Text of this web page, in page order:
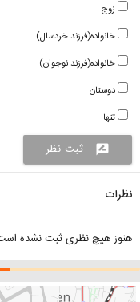
زوج
خانواده(فرزند خردسال)
خانواده(فرزند نوجوان)
دوستان
تنها
rate_review ثبت نظر
نظرات
هنوز هیچ نظری ثبت نشده